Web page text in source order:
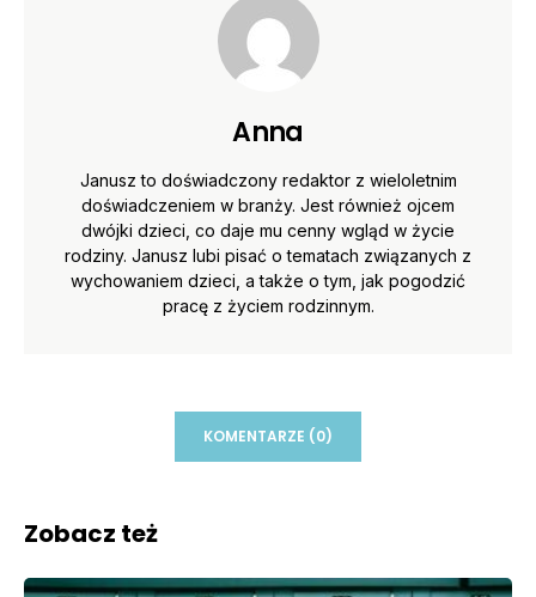
Anna
Janusz to doświadczony redaktor z wieloletnim
doświadczeniem w branży. Jest również ojcem
dwójki dzieci, co daje mu cenny wgląd w życie
rodziny. Janusz lubi pisać o tematach związanych z
wychowaniem dzieci, a także o tym, jak pogodzić
pracę z życiem rodzinnym.
KOMENTARZE (0)
Zobacz też